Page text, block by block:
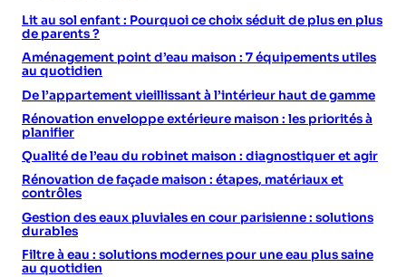
Lit au sol enfant : Pourquoi ce choix séduit de plus en plus
de parents ?
Aménagement point d’eau maison : 7 équipements utiles
au quotidien
De l’appartement vieillissant à l’intérieur haut de gamme
Rénovation enveloppe extérieure maison : les priorités à
planifier
Qualité de l’eau du robinet maison : diagnostiquer et agir
Rénovation de façade maison : étapes, matériaux et
contrôles
Gestion des eaux pluviales en cour parisienne : solutions
durables
Filtre à eau : solutions modernes pour une eau plus saine
au quotidien